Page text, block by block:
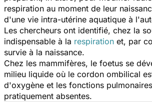
respiration au moment de leur
d'une vie intra-utérine aquatique à
Les chercheurs ont identifié, chez la
indispensable à la respiration et, par
survie à la naissance.
Chez les mammifères, le foetus se
milieu liquide où le cordon ombilical
d'oxygène et les fonctions
pratiquement absentes.